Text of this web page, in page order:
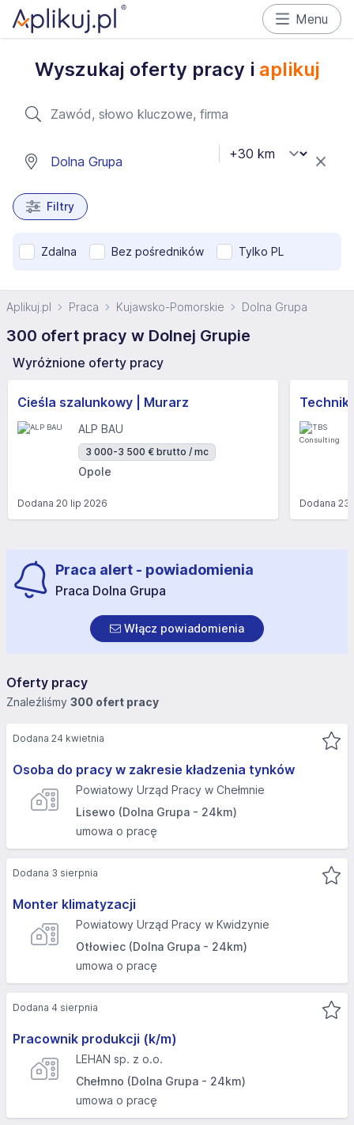
Menu
Wyszukaj oferty pracy i aplikuj
Filtry
Zdalna Bez pośredników Tylko PL
Aplikuj.pl Praca Kujawsko-Pomorskie Dolna Grupa
300 ofert pracy w Dolnej Grupie
Wyróżnione oferty pracy
Cieśla szalunkowy | Murarz
ALP BAU
3 000-3 500 € brutto / mc
Opole
Dodana 20 lip 2026 Dodana23
Praca alert - powiadomienia
Praca Dolna Grupa
Włącz powiadomienia
Oferty pracy
Znaleźliśmy 300 ofert pracy
Osoba do pracy w zakresie kładzenia tynków
Powiatowy Urząd Pracy w Chełmnie
Lisewo (Dolna Grupa - 24km)
umowa o pracę
Dodana 24 kwietnia
Monter klimatyzacji
Powiatowy Urząd Pracy w Kwidzynie
Otłowiec (Dolna Grupa - 24km)
umowa o pracę
Dodana 3 sierpnia
Pracownik produkcji (k/m)
LEHAN sp. z o.o.
Chełmno (Dolna Grupa - 24km)
umowa o pracę
Dodana 4 sierpnia